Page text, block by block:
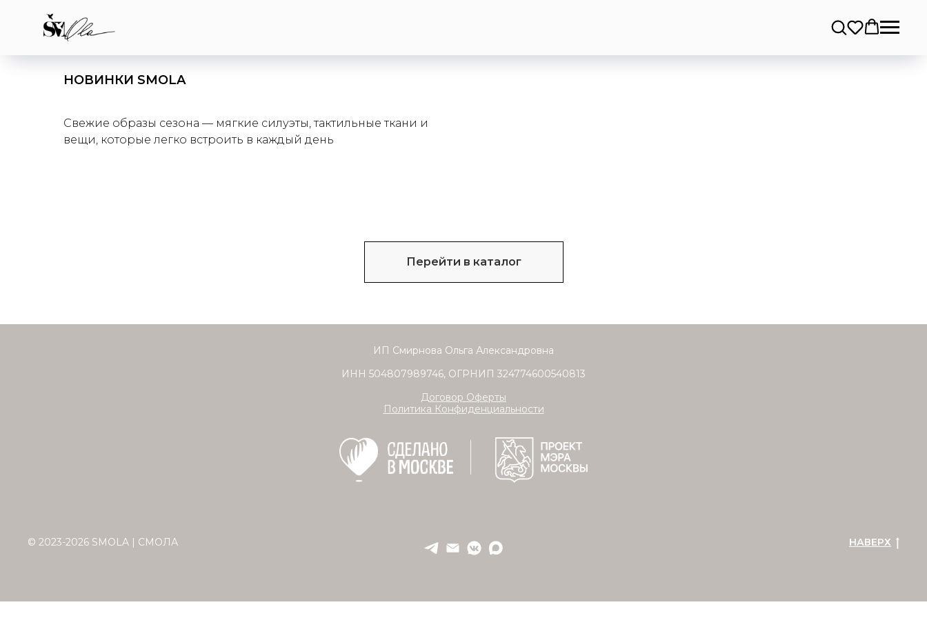
НОВИНКИ SMOLA
Свежие образы сезона — мягкие силуэты, тактильные ткани и
вещи, которые легко встроить в каждый день
Перейти в каталог
ИП Смирнова Ольга Александровна
ИНН 504807989746, ОГРНИП 324774600540813
Договор Оферты
Политика Конфиденциальности
© 2023-2026 SMOLA | СМОЛА НАВЕРХ